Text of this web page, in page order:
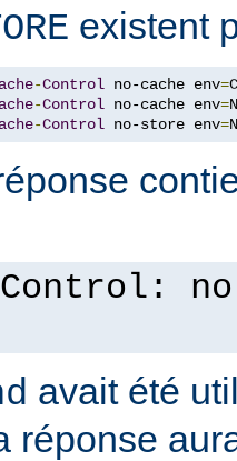
existent
-Control no-cache env=
-Control no-cache env=
-Control no-store env=
Control:
avait été
réponse